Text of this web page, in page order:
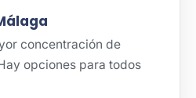
concentración de
opciones para todos